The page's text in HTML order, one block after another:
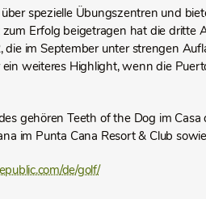
spezielle Übungszentren und
Erfolg beigetragen hat die dritte
die im September unter strengen
weiteres Highlight, wenn die
gehören Teeth of the Dog im Casa
im Punta Cana Resort & Club
de/golf/